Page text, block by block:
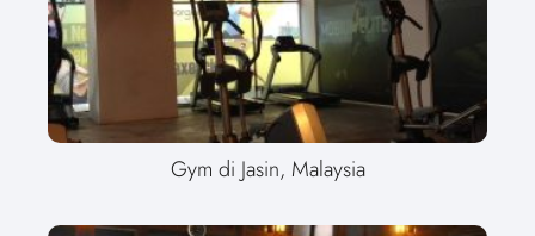
Gym di Jasin, Malaysia